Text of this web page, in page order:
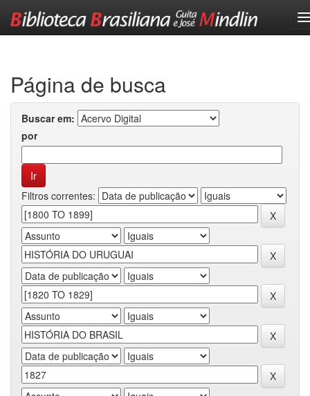
Página de busca
Buscar em:
por
Filtros correntes: